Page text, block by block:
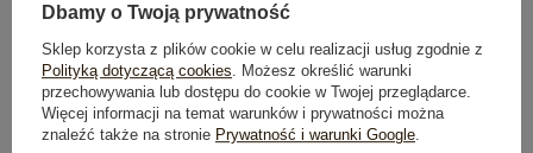
Możesz kupić także poprzez:
Dostawa od 7,99 zł
Dbamy o Twoją prywatność
Sklep korzysta z plików cookie w celu realizacji usług zgodnie z
Polityką dotyczącą cookies. Możesz określić warunki
przechowywania lub dostępu do cookie w Twojej przeglądarce.
Więcej informacji na temat warunków i prywatności można
znaleźć także na stronie Prywatność i warunki Google.